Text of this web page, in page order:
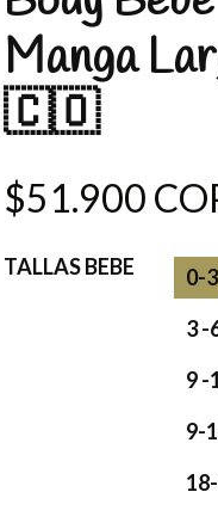
Manga
🇨🇴
$51.900
TALLAS BEBE
0-
3 -
9 -
9-